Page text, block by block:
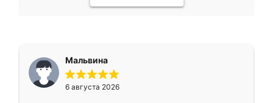
Мальвина
6 августа 2026